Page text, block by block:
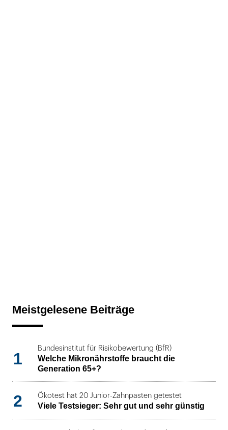
Meistgelesene Beiträge
1
Bundesinstitut für Risikobewertung (BfR)
Welche Mikronährstoffe braucht die
Generation 65+?
2 Ökotest hat 20 Junior-Zahnpasten getestet
Viele Testsieger: Sehr gut und sehr günstig